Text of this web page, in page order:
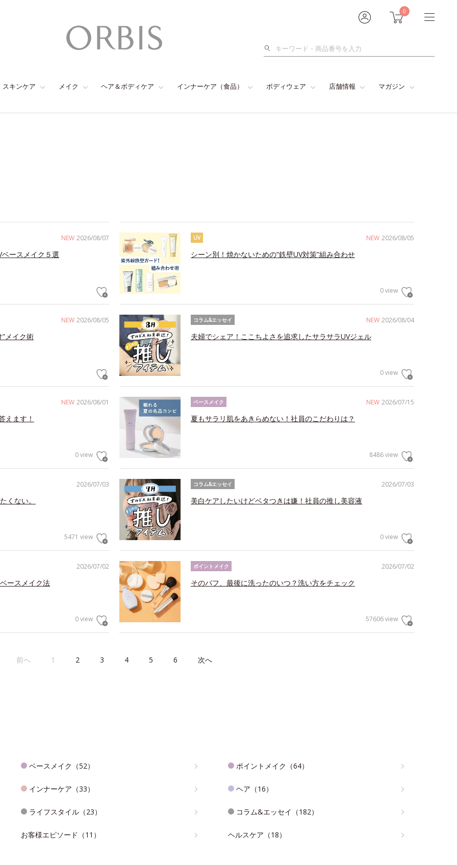
0
検
スキンケア メイク ヘア＆ボディケア インナーケア（食品） ボディウェア 店舗情報 マガジン
NEW 2026/08/07
ースメイク５選
NEW 2026/08/05
UV
シーン別！焼かないための“鉄壁UV対策”組み合わせ
0 view
NEW 2026/08/05
メイク術
NEW 2026/08/04
コラム&エッセイ
夫婦でシェア！ここちよさを追求したサラサラUVジェル
0 view
NEW 2026/08/01
えます！
0 view
NEW 2026/07/15
ベースメイク
夏もサラリ肌をあきらめない！社員のこだわりは？
8486 view
2026/07/03
くない。
5471 view
2026/07/03
コラム&エッセイ
美白ケアしたいけどベタつきは嫌！社員の推し美容液
0 view
2026/07/02
ースメイク法
0 view
2026/07/02
ポイントメイク
そのパフ、最後に洗ったのいつ？洗い方をチェック
57606 view
前へ 1 2 3 4 5 6 次へ
ベースメイク（52） ポイントメイク（64）
インナーケア（33） ヘア（16）
ライフスタイル（23） コラム&エッセイ（182）
お客様エピソード（11） ヘルスケア（18）